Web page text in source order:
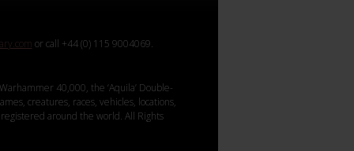
or call +44 (0) 115 9004069.
40,000, the ‘Aquila’ Double-
creatures, races, vehicles, locations,
around the world. All Rights